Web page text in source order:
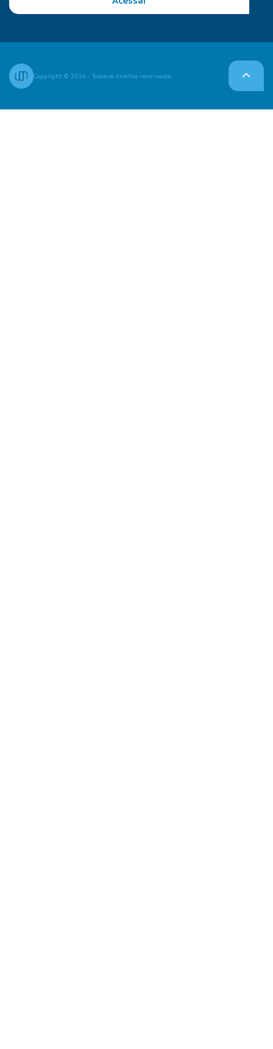
Copyright © 2026 - Todos os direitos reservados.